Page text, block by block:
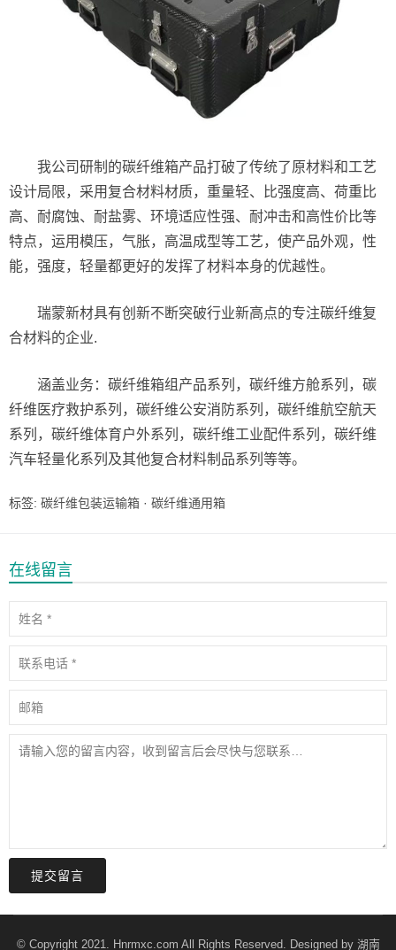
我公司研制的碳纤维箱产品打破了传统了原材料和工艺
设计局限，采用复合材料材质，重量轻、比强度高、荷重比
高、耐腐蚀、耐盐雾、环境适应性强、耐冲击和高性价比等
特点，运用模压，气胀，高温成型等工艺，使产品外观，性
能，强度，轻量都更好的发挥了材料本身的优越性。
瑞蒙新材具有创新不断突破行业新高点的专注碳纤维复
合材料的企业.
涵盖业务：碳纤维箱组产品系列，碳纤维方舱系列，碳
纤维医疗救护系列，碳纤维公安消防系列，碳纤维航空航天
系列，碳纤维体育户外系列，碳纤维工业配件系列，碳纤维
汽车轻量化系列及其他复合材料制品系列等等。
标签: 碳纤维包装运输箱 · 碳纤维通用箱
在线留言
提交留言
© Copyright 2021. Hnrmxc.com All Rights Reserved. Designed by 湖南